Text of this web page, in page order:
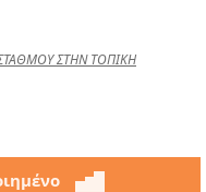
ΣΤΗΝ ΤΟΠΙΚΗ